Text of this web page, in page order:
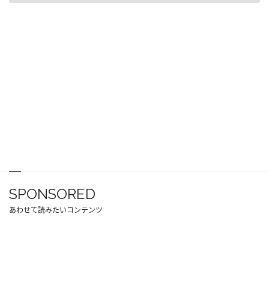
SPONSORED
あわせて読みたいコンテンツ